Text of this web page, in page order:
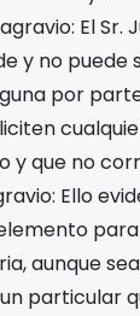
El
y no puede
por
y que no
Ello
aunque
particular